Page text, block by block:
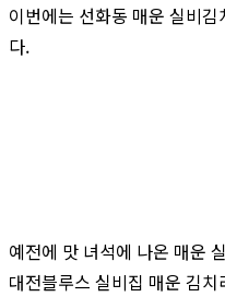
이번에는 선화동 매운 실비
다.
예전에 맛 녀석에 나온 매운
대전블루스 실비집 매운 김치